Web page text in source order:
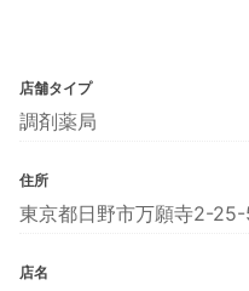
店舗タイプ
調剤薬局
住所
東京都日野市万願寺2-
店名